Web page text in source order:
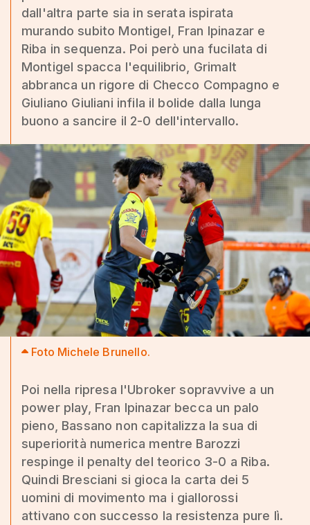
dall'altra parte sia in serata ispirata
murando subito Montigel, Fran Ipinazar e
Riba in sequenza. Poi però una fucilata di
Montigel spacca l'equilibrio, Grimalt
abbranca un rigore di Checco Compagno e
Giuliano Giuliani infila il bolide dalla lunga
buono a sancire il 2-0 dell'intervallo.
Foto Michele Brunello.
Poi nella ripresa l'Ubroker sopravvive a un
power play, Fran Ipinazar becca un palo
pieno, Bassano non capitalizza la sua di
superiorità numerica mentre Barozzi
respinge il penalty del teorico 3-0 a Riba.
Quindi Bresciani si gioca la carta dei 5
uomini di movimento ma i giallorossi
attivano con successo la resistenza pure lì.